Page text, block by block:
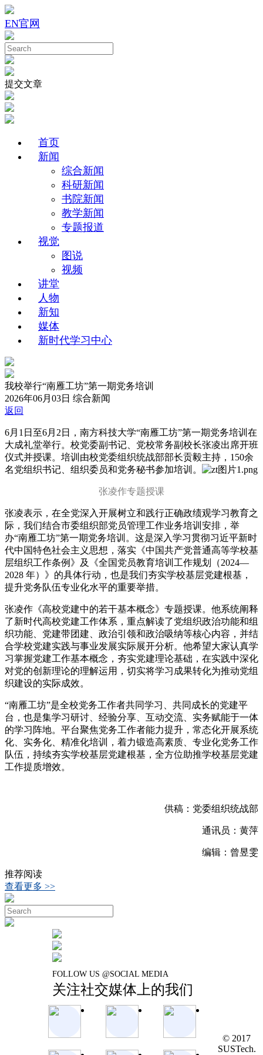
EN官网
提交文章
首页
新闻
综合新闻
科研新闻
书院新闻
教学新闻
专题报道
视觉
图说
视频
讲堂
人物
新知
媒体
新时代学习中心
我校举行“南雁工坊”第一期党务培训
2026年06月03日 综合新闻
返回
6月1日至6月2日，南方科技大学“南雁工坊”第一期党务培训在
大成礼堂举行。校党委副书记、党校常务副校长张凌出席开班
仪式并授课。培训由校党委组织统战部部长贡毅主持，150余
名党组织书记、组织委员和党务秘书参加培训。
张凌作专题授课
张凌表示，在全党深入开展树立和践行正确政绩观学习教育之
际，我们结合市委组织部党员管理工作业务培训安排，举
办“南雁工坊”第一期党务培训。这是深入学习贯彻习近平新时
代中国特色社会主义思想，落实《中国共产党普通高等学校基
层组织工作条例》及《全国党员教育培训工作规划（2024—
2028 年）》的具体行动，也是我们夯实学校基层党建根基，
提升党务队伍专业化水平的重要举措。
张凌作《高校党建中的若干基本概念》专题授课。他系统阐释
了新时代高校党建工作体系，重点解读了党组织政治功能和组
织功能、党建带团建、政治引领和政治吸纳等核心内容，并结
合学校党建实践与事业发展实际展开分析。他希望大家认真学
习掌握党建工作基本概念，夯实党建理论基础，在实践中深化
对党的创新理论的理解运用，切实将学习成果转化为推动党组
织建设的实际成效。
“南雁工坊”是全校党务工作者共同学习、共同成长的党建平
台，也是集学习研讨、经验分享、互动交流、实务赋能于一体
的学习阵地。平台聚焦党务工作者能力提升，常态化开展系统
化、实务化、精准化培训，着力锻造高素质、专业化党务工作
队伍，持续夯实学校基层党建根基，全方位助推学校基层党建
工作提质增效。
供稿：党委组织统战部
通讯员：黄萍
编辑：曾昱雯
推荐阅读
查看更多 >>
FOLLOW US @SOCIAL MEDIA
关注社交媒体上的我们
© 2017
SUSTech.